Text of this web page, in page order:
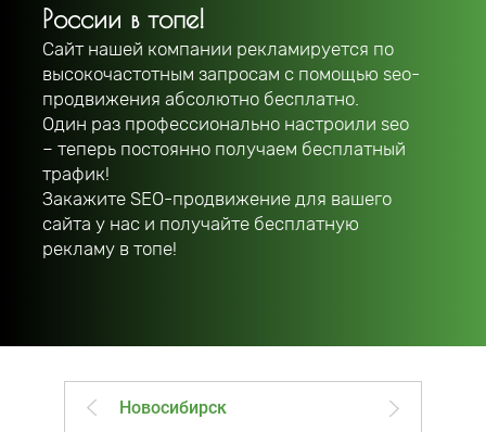
России в топе!
Сайт нашей компании рекламируется по
высокочастотным запросам с помощью seo-
продвижения абсолютно бесплатно.
Один раз профессионально настроили seo
– теперь постоянно получаем бесплатный
трафик!
Закажите SEO-продвижение для вашего
сайта у нас и получайте бесплатную
рекламу в топе!
Новосибирск